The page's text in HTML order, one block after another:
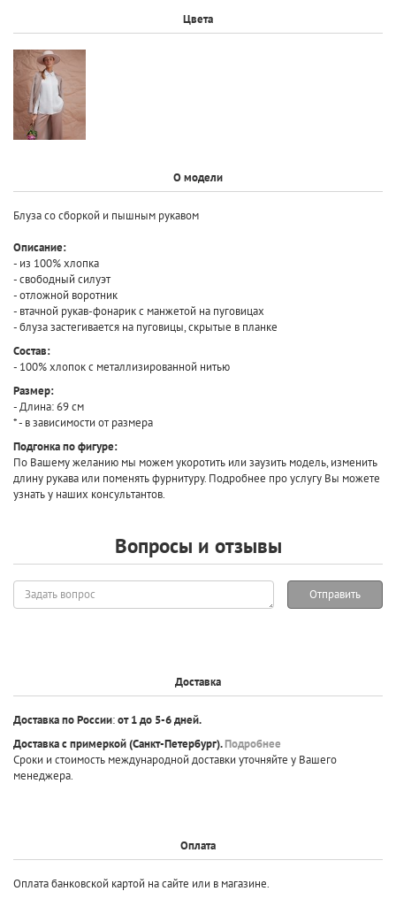
Цвета
О модели
Блуза со сборкой и пышным рукавом
Описание:
- из 100% хлопка
- свободный силуэт
- отложной воротник
- втачной рукав-фонарик с манжетой на пуговицах
- блуза застегивается на пуговицы, скрытые в планке
Состав:
- 100% хлопок с металлизированной нитью
Размер:
- Длина: 69 см
* - в зависимости от размера
Подгонка по фигуре:
По Вашему желанию мы можем укоротить или заузить модель, изменить
длину рукава или поменять фурнитуру. Подробнее про услугу Вы можете
узнать у наших консультантов.
Вопросы и отзывы
Задать
вопрос
Отправить
Доставка
Доставка по России:от 1 до 5-6 дней.
Доставка с примеркой(Санкт-Петербург).Подробнее
Сроки и стоимость международной доставки уточняйте у Вашего
менеджера.
Оплата
Оплата банковской картой на сайте или в магазине.